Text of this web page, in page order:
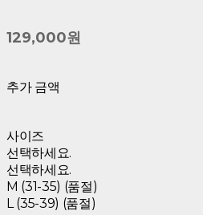
129,000원
추가 금액
사이즈
선택하세요.
선택하세요.
M (31-35) (품절)
L (35-39) (품절)